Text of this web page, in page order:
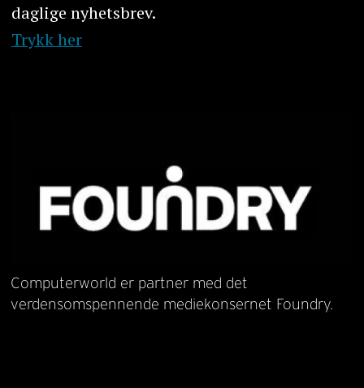
daglige nyhetsbrev.
Trykk her
Computerworld er partner med det
verdensomspennende mediekonsernet Foundry.